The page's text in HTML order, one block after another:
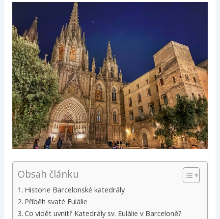
Obsah článku
Historie Barcelonské katedrály
Příběh svaté Eulálie
Co vidět uvnitř Katedrály sv. Eulálie v Barceloně?